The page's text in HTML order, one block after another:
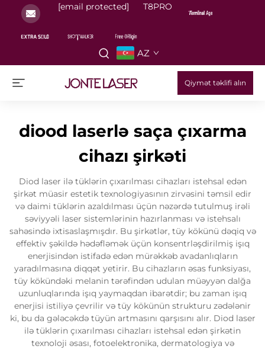
[email protected] T8PRO
AZ
Qiymət təklifi alın
diood laserlə saça çıxarma
cihazı şirkəti
Diod laser ilə tüklərin çıxarılması cihazları istehsal edən
şirkət müasir estetik texnologiyasının zirvəsini təmsil edir
və daimi tüklərin azaldılması üçün nəzərdə tutulmuş irəli
səviyyəli laser sistemlərinin hazırlanması və istehsalı
sahəsində ixtisaslaşmışdır. Bu şirkətlər, tüy kökünü dəqiq və
effektiv şəkildə hədəfləmək üçün konsentrləşdirilmiş işıq
enerjisindən istifadə edən mürəkkəb avadanlıqların
yaradılmasına diqqət yetirir. Bu cihazların əsas funksiyası,
tüy kökündəki melanin tərəfindən udulan müəyyən dalğa
uzunluqlarında işıq yaymaqdan ibarətdir; bu zaman işıq
enerjisi istiliyə çevrilir və tüy kökünün strukturu zədələnir
ki, bu da gələcəkdə tüyün artmasını qarşısını alır. Diod laser
ilə tüklərin çıxarılması cihazları istehsal edən şirkətin
texnoloji əsası, fotoelektronika, dermatologiya və